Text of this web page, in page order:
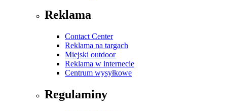
Reklama
Contact Center
Reklama na targach
Miejski outdoor
Reklama w internecie
Centrum wysyłkowe
Regulaminy